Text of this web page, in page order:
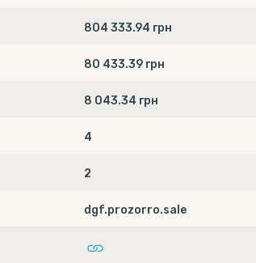
804 333.94 грн
80 433.39 грн
8 043.34 грн
4
2
dgf.prozorro.sale